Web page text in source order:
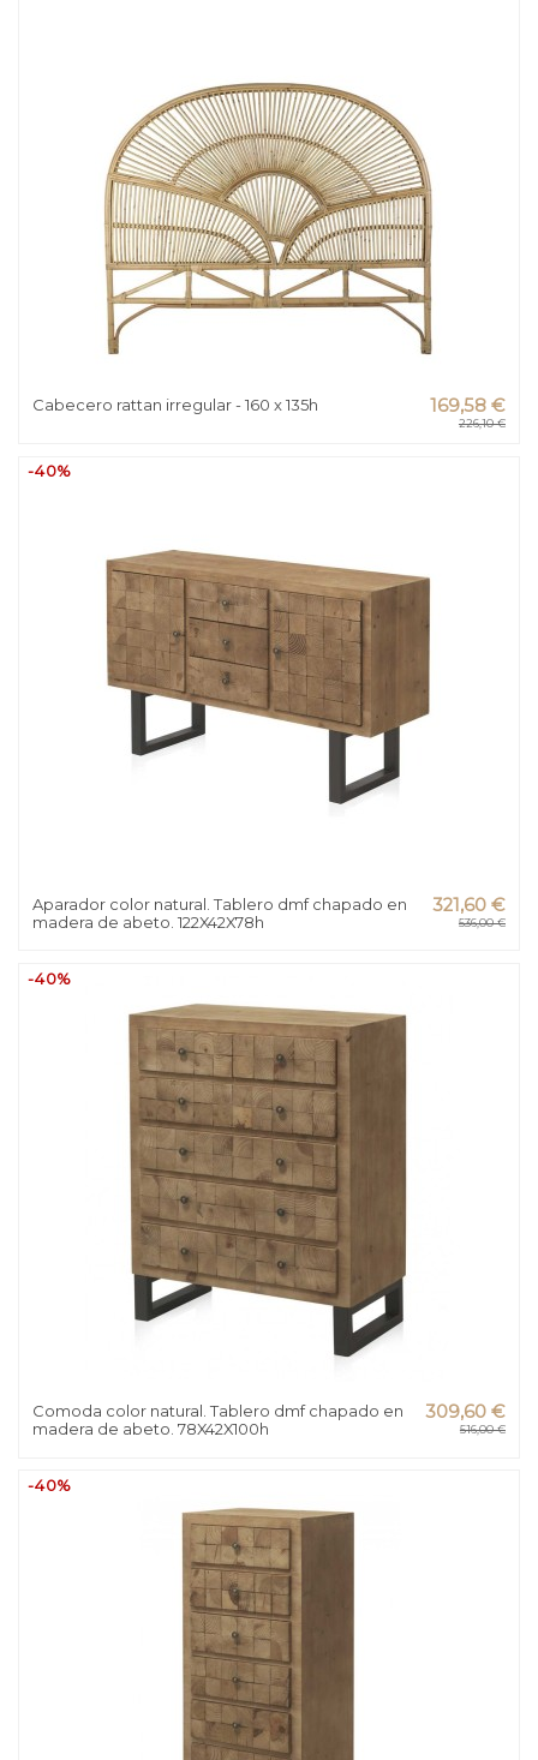
Cabecero rattan irregular - 160 x 135h 169,58 €
226,10 €
-40%
Aparador color natural. Tablero dmf chapado en
madera de abeto. 122X42X78h
321,60 €
536,00 €
-40%
Comoda color natural. Tablero dmf chapado en
madera de abeto. 78X42X100h
309,60 €
516,00 €
-40%